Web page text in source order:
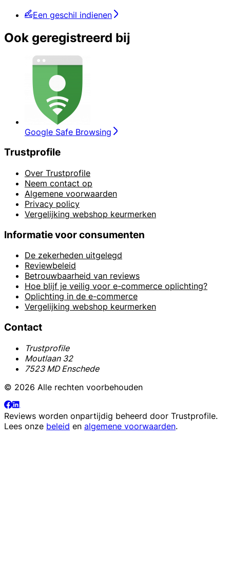
Een geschil indienen
Ook geregistreerd bij
Google Safe Browsing
Trustprofile
Over Trustprofile
Neem contact op
Algemene voorwaarden
Privacy policy
Vergelijking webshop keurmerken
Informatie voor consumenten
De zekerheden uitgelegd
Reviewbeleid
Betrouwbaarheid van reviews
Hoe blijf je veilig voor e-commerce oplichting?
Oplichting in de e-commerce
Vergelijking webshop keurmerken
Contact
Trustprofile
Moutlaan 32
7523 MD Enschede
© 2026 Alle rechten voorbehouden
Reviews worden onpartijdig beheerd door Trustprofile.
Lees onze beleid en algemene voorwaarden.